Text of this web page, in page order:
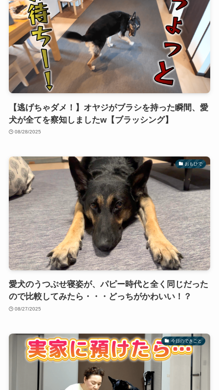
【逃げちゃダメ！】オヤジがブラシを持った瞬間、愛
犬が全てを察知しましたw【ブラッシング】
08/28/2025
おもひで
愛犬のうつぶせ寝姿が、パピー時代と全く同じだった
ので比較してみたら・・・どっちがかわいい！？
08/27/2025
今日のできごと